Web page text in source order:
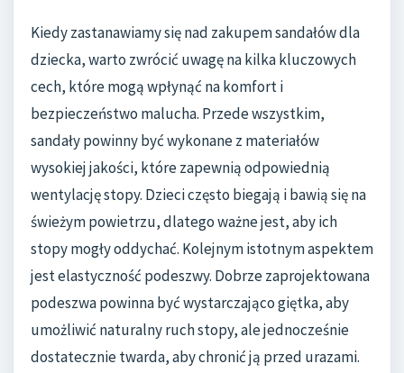
Kiedy zastanawiamy się nad zakupem sandałów dla
dziecka, warto zwrócić uwagę na kilka kluczowych
cech, które mogą wpłynąć na komfort i
bezpieczeństwo malucha. Przede wszystkim,
sandały powinny być wykonane z materiałów
wysokiej jakości, które zapewnią odpowiednią
wentylację stopy. Dzieci często biegają i bawią się na
świeżym powietrzu, dlatego ważne jest, aby ich
stopy mogły oddychać. Kolejnym istotnym aspektem
jest elastyczność podeszwy. Dobrze zaprojektowana
podeszwa powinna być wystarczająco giętka, aby
umożliwić naturalny ruch stopy, ale jednocześnie
dostatecznie twarda, aby chronić ją przed urazami.